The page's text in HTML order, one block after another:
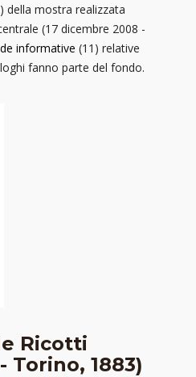
della mostra realizzata
(17 dicembre 2008 -
informative (11) relative
fanno parte del fondo.
Ricotti
Torino, 1883)